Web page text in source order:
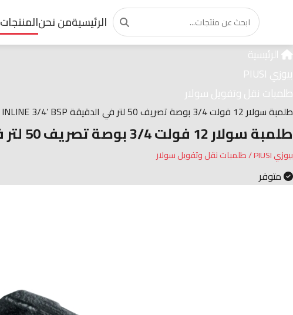
الرئيسيةمن نحنالمنتجات
الرئيسية
بيوزي PIUSI
طلمبات نقل وتفويل سولار
طلمبة سولار 12 فولت 3/4 بوصة تصريف 50 لتر في الدقيقة BP3000 12V INLINE 3/4’ BSP
طلمبة سولار 12 فولت 3/4 بوصة تصريف 50 لتر في الدقيقة BP3000 12V INLINE 3/4’ BSP
بيوزي PIUSI / طلمبات نقل وتفويل سولار
متوفر